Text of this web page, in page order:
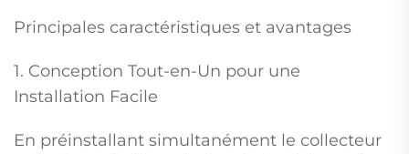
Principales caractéristiques et avantages
1. Conception Tout-en-Un pour une
Installation Facile
En préinstallant simultanément le collecteur